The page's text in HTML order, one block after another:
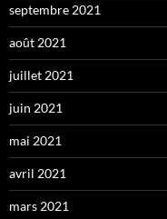
septembre 2021
août 2021
juillet 2021
juin 2021
mai 2021
avril 2021
mars 2021